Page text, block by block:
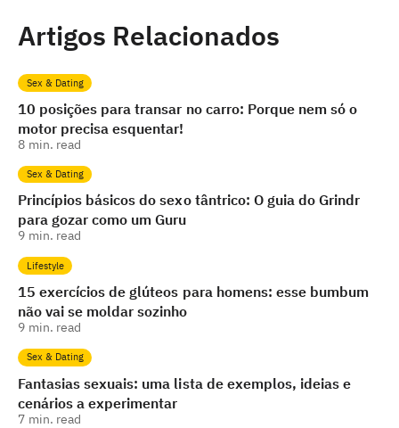
Artigos Relacionados
Sex & Dating
10 posições para transar no carro: Porque nem só o
motor precisa esquentar!
8 min. read
Sex & Dating
Princípios básicos do sexo tântrico: O guia do Grindr
para gozar como um Guru
9 min. read
Lifestyle
15 exercícios de glúteos para homens: esse bumbum
não vai se moldar sozinho
9 min. read
Sex & Dating
Fantasias sexuais: uma lista de exemplos, ideias e
cenários a experimentar
7 min. read